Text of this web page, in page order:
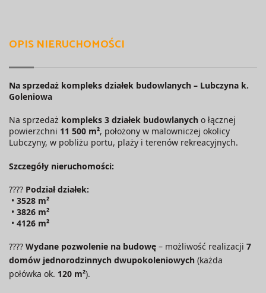
OPIS NIERUCHOMOŚCI
Na sprzedaż kompleks działek budowlanych – Lubczyna k.
Goleniowa
Na sprzedaż kompleks 3 działek budowlanych o łącznej
powierzchni 11 500 m², położony w malowniczej okolicy
Lubczyny, w pobliżu portu, plaży i terenów rekreacyjnych.
Szczegóły nieruchomości:
???? Podział działek:
• 3528 m²
• 3826 m²
• 4126 m²
???? Wydane pozwolenie na budowę – możliwość realizacji 7
domów jednorodzinnych dwupokoleniowych (każda
połówka ok. 120 m²).